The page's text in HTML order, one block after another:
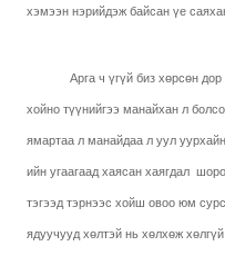
хэмээн нэрийдэж байсан үе
Арга ч үгүй биз хөрсөн
хойно түүнийгээ манайхан л
ямартаа л манайдаа л уул
ийн угаагаад хаясан хаягдал
тэгээд тэрнээс хойш овоо юм
ядуучууд хөлтэй нь хөлхөж